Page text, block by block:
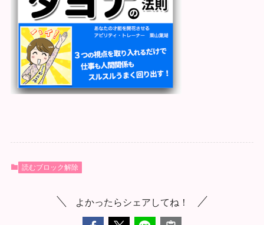
読むブロック解除
よかったらシェアしてね！